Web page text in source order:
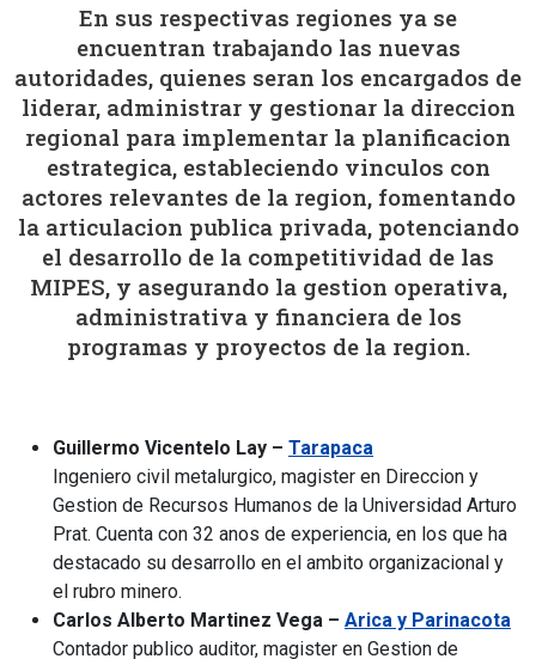
En sus respectivas regiones ya se
encuentran trabajando las nuevas
autoridades, quienes seran los encargados de
liderar, administrar y gestionar la direccion
regional para implementar la planificacion
estrategica, estableciendo vinculos con
actores relevantes de la region, fomentando
la articulacion publica privada, potenciando
el desarrollo de la competitividad de las
MIPES, y asegurando la gestion operativa,
administrativa y financiera de los
programas y proyectos de la region.
Guillermo Vicentelo Lay – Tarapaca
Ingeniero civil metalurgico, magister en Direccion y
Gestion de Recursos Humanos de la Universidad Arturo
Prat. Cuenta con 32 anos de experiencia, en los que ha
destacado su desarrollo en el ambito organizacional y
el rubro minero.
Carlos Alberto Martinez Vega – Arica y Parinacota
Contador publico auditor, magister en Gestion de